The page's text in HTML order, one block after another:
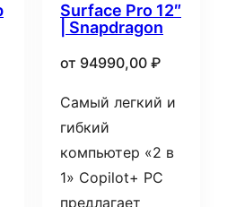
Surface Pro 12″
| Snapdragon
от 94990,00 ₽
Самый легкий и
гибкий
компьютер «2 в
1» Copilot+ PC
предлагает